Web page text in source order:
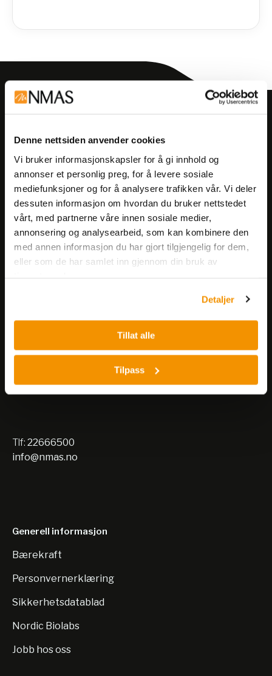
Denne nettsiden anvender cookies
Vi bruker informasjonskapsler for å gi innhold og
annonser et personlig preg, for å levere sosiale
mediefunksjoner og for å analysere trafikken vår. Vi deler
dessuten informasjon om hvordan du bruker nettstedet
vårt, med partnerne våre innen sosiale medier,
annonsering og analysearbeid, som kan kombinere den
med annen informasjon du har gjort tilgjengelig for dem,
eller som de har samlet inn gjennom din bruk av
Detaljer
Tillat alle
Tilpass
Få informasjon om produkter,
Meld på nyhetsbrev
0667 OSLO
Lager:
0667 OSLO
Tlf: 22666500
info@nmas.no
Generell informasjon
Bærekraft
Personvernerklæring
Sikkerhetsdatablad
Nordic Biolabs
Jobb hos oss